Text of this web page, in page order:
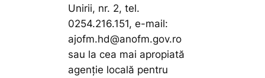
Unirii, nr. 2, tel.
0254.216.151, e-mail:
ajofm.hd@anofm.gov.ro
sau la cea mai apropiată
agenţie locală pentru